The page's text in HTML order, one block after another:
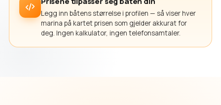
Legg inn båtens størrelse i profilen — så viser hver
marina på kartet prisen som gjelder akkurat for
deg. Ingen kalkulator, ingen telefonsamtaler.